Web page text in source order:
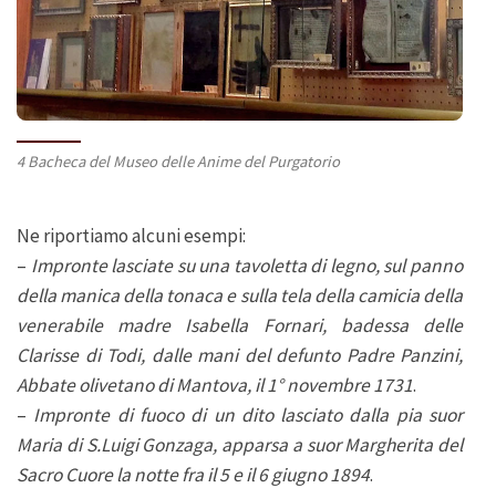
4 Bacheca del Museo delle Anime del Purgatorio
Ne riportiamo alcuni esempi:
– Impronte lasciate su una tavoletta di legno, sul panno
della manica della tonaca e sulla tela della camicia della
venerabile madre Isabella Fornari, badessa delle
Clarisse di Todi, dalle mani del defunto Padre Panzini,
Abbate olivetano di Mantova, il 1° novembre 1731.
– Impronte di fuoco di un dito lasciato dalla pia suor
Maria di S.Luigi Gonzaga, apparsa a suor Margherita del
Sacro Cuore la notte fra il 5 e il 6 giugno 1894.